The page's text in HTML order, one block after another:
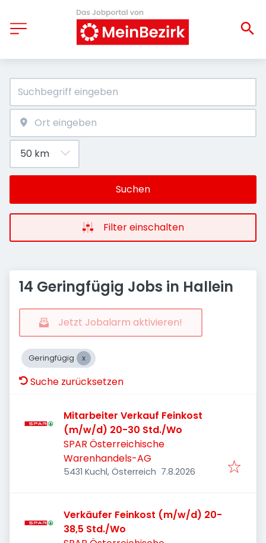
Suchen
Filter einschalten
14 Geringfügig Jobs in Hallein
Jetzt Jobalarm aktivieren!
Geringfügig
Suche zurücksetzen
Mitarbeiter Verkauf Feinkost
(m/w/d) 20-30 Std./Wo
SPAR Österreichische
Warenhandels-AG
5431 Kuchl, Österreich Veröffentlicht
7.8.2026
Verkäufer Feinkost (m/w/d) 20-
38,5 Std./Wo